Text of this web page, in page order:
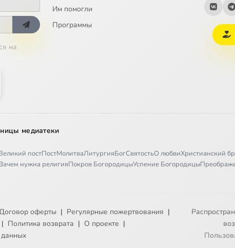
на
Им помогли
Программы
медиатеки
постПостМолитваЛитургияБогСвятостьО любвиХристианский
нужна религияПокров БогородицыУспение Богородицы
оферты | Регулярные пожертвования |
| Политика возврата | О проекте |